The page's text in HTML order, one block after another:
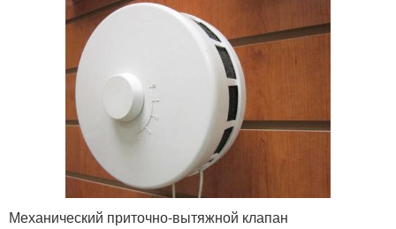
Механический приточно-вытяжной клапан